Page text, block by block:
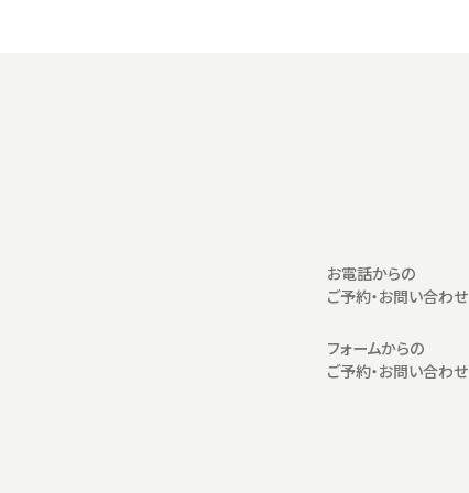
お電話からの
ご予約・お問い合わせ
フォームからの
ご予約・お問い合わせ